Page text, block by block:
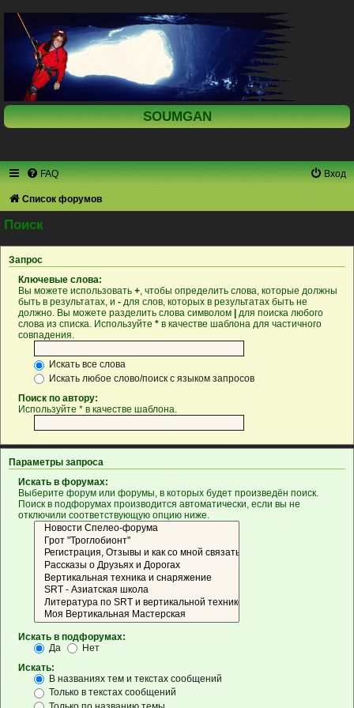
SOUMGAN
FAQ Вход
Список форумов
Поиск
Запрос
Ключевые слова:
Вы можете использовать +, чтобы определить слова, которые должны
быть в результатах, и - для слов, которых в результатах быть не
должно. Вы можете разделить слова символом
для поиска любого
слова из списка. Используйте * в качестве шаблона для частичного
совпадения.
Искать все слова
Искать любое слово/поиск с языком запросов
Поиск по автору:
Используйте * в качестве шаблона.
Параметры запроса
Искать в форумах:
Выберите форум или форумы, в которых будет произведён поиск.
Поиск в подфорумах производится автоматически, если вы не
отключили соответствующую опцию ниже.
Искать в подфорумах:
Да
Нет
Искать:
В названиях тем и текстах сообщений
Только в текстах сообщений